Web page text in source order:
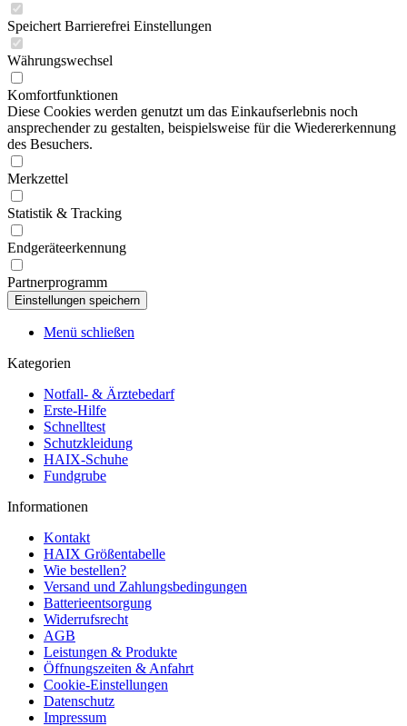
Speichert Barrierefrei Einstellungen
Währungswechsel
Komfortfunktionen
Diese Cookies werden genutzt um das Einkaufserlebnis noch
ansprechender zu gestalten, beispielsweise für die Wiedererkennung
des Besuchers.
Merkzettel
Statistik & Tracking
Endgeräteerkennung
Partnerprogramm
Menü schließen
Kategorien
Notfall- & Ärztebedarf
Erste-Hilfe
Schnelltest
Schutzkleidung
HAIX-Schuhe
Fundgrube
Informationen
Kontakt
HAIX Größentabelle
Wie bestellen?
Versand und Zahlungsbedingungen
Batterieentsorgung
Widerrufsrecht
AGB
Leistungen & Produkte
Öffnungszeiten & Anfahrt
Cookie-Einstellungen
Datenschutz
Impressum